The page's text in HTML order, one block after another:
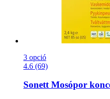
3 opció
4.6 (69)
SonettMosópor